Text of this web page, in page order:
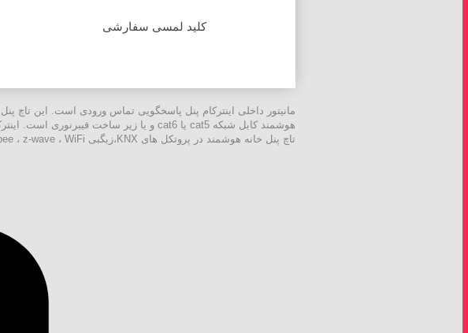
کلید لمسی سفارشی
تاچ پنل خانه هوشمند در پروتکل های KNX،زیگبی Zigbee ، z-wave ، WiFi و تویا است. از دیگر ویِژگی های اینترکام مورگر سازگاری کامل با TUYA است.